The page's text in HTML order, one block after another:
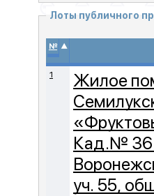
Лоты публичного
№ ▲
1
Жилое
Кад.№
уч. 55,